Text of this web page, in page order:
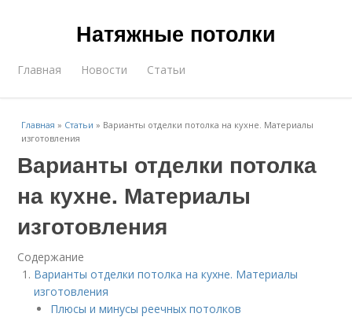
Натяжные потолки
Главная Новости Статьи
Главная » Статьи » Варианты отделки потолка на кухне. Материалы
изготовления
Варианты отделки потолка
на кухне. Материалы
изготовления
Содержание
Варианты отделки потолка на кухне. Материалы
изготовления
Плюсы и минусы реечных потолков